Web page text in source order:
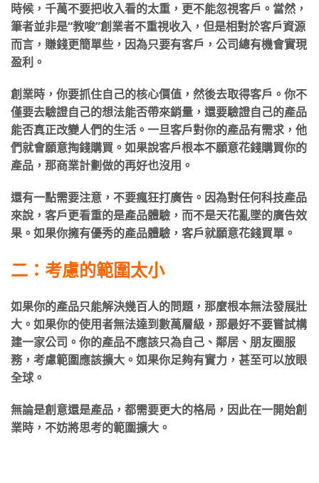
時候，千萬不要把收入看的太重，更不能忽視客戶。當然，
筆者並非是“教唆”創業者不重視收入，但是相對於客戶資源
而言，賺錢更簡單些，因為只要有客戶，公司總有機會實現
盈利。
創業時，你要抓住自己的核心價值，然後去取得客戶。你不
僅要去驗證自己的想法能否帶來銷量，還要驗證自己的產品
能否真正改變人們的生活。一旦客戶對你的產品有需求，他
們就會願意掏錢購買。如果說客戶根本不願意花錢購買你的
產品，那商業計劃做的再好也沒用。
還有一點需要注意，不要瘋狂打廣告。因為對任何科技產品
來說，客戶更看重的是產品體驗，而不是天花亂墜的廣告效
果。如果你擁有優秀的產品體驗，客戶就願意花錢買單。
二：考慮的範圍太小
如果你的產品只能解決幾百人的問題，那麼根本無法發展壯
大。如果你的使用者無法達到數萬層級，那最好不要嘗試構
建一家公司。你的產品不應該只為自己、鄰居、朋友圈服
務，考慮範圍應該擴大。如果你足夠有實力，甚至可以放眼
全球。
無論是創意還是產品，都需要更大的格局，因此在一開始創
業時，不妨將思考的範圍擴大。